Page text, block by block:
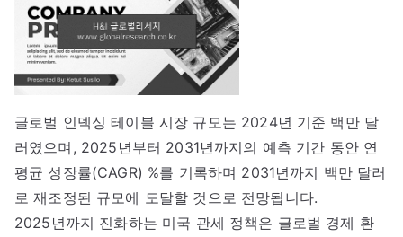
글로벌 인덱싱 테이블 시장 규모는 2024년 기준 백만 달
러였으며, 2025년부터 2031년까지의 예측 기간 동안 연
평균 성장률(CAGR) %를 기록하며 2031년까지 백만 달러
로 재조정된 규모에 도달할 것으로 전망됩니다.
2025년까지 진화하는 미국 관세 정책은 글로벌 경제 환